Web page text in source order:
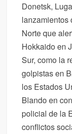
Donetsk,
lanzamientos
Norte que
Hokkaido en
Sur, como la
golpistas en
los Estados
Blando en
policial de la
conflictos